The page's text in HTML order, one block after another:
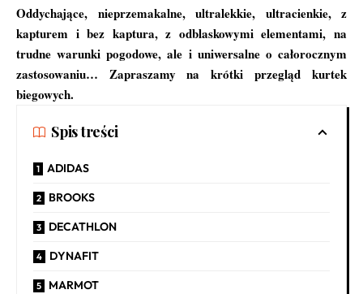
Oddychające, nieprzemakalne, ultralekkie, ultracienkie, z
kapturem i bez kaptura, z odblaskowymi elementami, na
trudne warunki pogodowe, ale i uniwersalne o całorocznym
zastosowaniu… Zapraszamy na krótki przegląd kurtek
biegowych.
Spis treści
ADIDAS
BROOKS
DECATHLON
DYNAFIT
MARMOT